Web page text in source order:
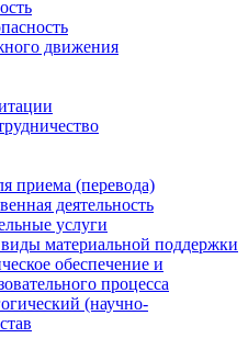
движения
приема (перевода)
деятельность
услуги
материальной поддержки
обеспечение и
процесса
(научно-